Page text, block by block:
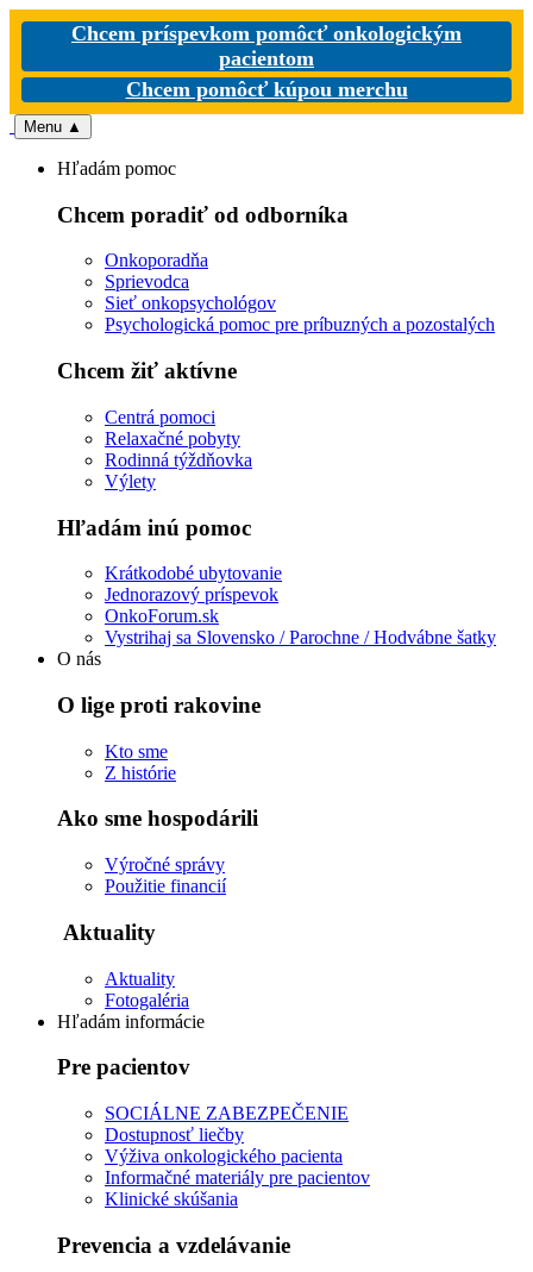
Chcem príspevkom pomôcť onkologickým
pacientom
Chcem pomôcť kúpou merchu
Menu ▲
Hľadám pomoc
Chcem poradiť od odborníka
Onkoporadňa
Sprievodca
Sieť onkopsychológov
Psychologická pomoc pre príbuzných a pozostalých
Chcem žiť aktívne
Centrá pomoci
Relaxačné pobyty
Rodinná týždňovka
Výlety
Hľadám inú pomoc
Krátkodobé ubytovanie
Jednorazový príspevok
OnkoForum.sk
Vystrihaj sa Slovensko / Parochne / Hodvábne šatky
O nás
O lige proti rakovine
Kto sme
Z histórie
Ako sme hospodárili
Výročné správy
Použitie financií
Aktuality
Aktuality
Fotogaléria
Hľadám informácie
Pre pacientov
SOCIÁLNE ZABEZPEČENIE
Dostupnosť liečby
Výživa onkologického pacienta
Informačné materiály pre pacientov
Klinické skúšania
Prevencia a vzdelávanie